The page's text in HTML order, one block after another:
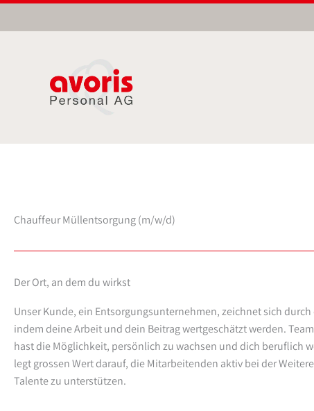
Inhalt
Chauffeur Müllentsorgung (m/w/d)
Der Ort, an dem du wirkst
Unser Kunde, ein Entsorgungsunternehmen, zeichnet sich
indem deine Arbeit und dein Beitrag wertgeschätzt werden.
hast die Möglichkeit, persönlich zu wachsen und dich beruflich
legt grossen Wert darauf, die Mitarbeitenden aktiv bei der
Talente zu unterstützen.